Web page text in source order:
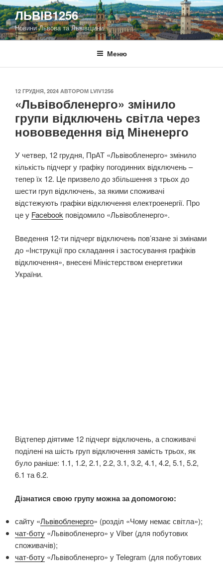
Перейти
до
вмісту
ЛЬВІВ1256
Новини Львова та Львівщини
Меню
ОПУБЛІКОВАНО
12 ГРУДНЯ, 2024 АВТОРОМ LVIV1256
«Львівобленерго» змінило
групи відключень світла через
нововведення від Міненерго
У четвер, 12 грудня, ПрАТ «Львівобленерго» змінило
кількість підчерг у графіку погодинних відключень –
тепер їх 12. Це призвело до збільшення з трьох до
шести груп відключень, за якими споживачі
відстежують графіки відключення електроенергії. Про
це у Facebook повідомило «Львівобленерго».
Введення 12-ти підчерг відключень пов’язане зі змінами
до «Інструкції про складання і застосування графіків
відключення», внесені Міністерством енергетики
України.
Відтепер діятиме 12 підчерг відключень, а споживачі
поділені на шість груп відключення замість трьох, як
було раніше: 1.1, 1.2, 2.1, 2.2, 3.1, 3.2, 4.1, 4.2, 5.1, 5.2,
6.1 та 6.2.
Дізнатися свою групу можна за допомогою:
сайту «Львівобленерго» (розділ «Чому немає світла»);
чат-боту «Львівобленерго» у Viber (для побутових
споживачів);
чат-боту «Львівобленерго» у Telegram (для побутових